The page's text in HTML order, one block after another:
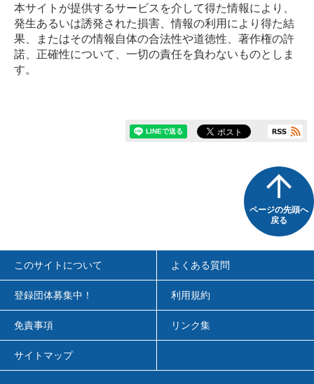
本サイトが提供するサービスを介して得た情報により、
発生あるいは誘発された損害、情報の利用により得た結
果、またはその情報自体の合法性や道徳性、著作権の許
諾、正確性について、一切の責任を負わないものとしま
す。
ページの先頭へ
戻る
このサイトについて よくある質問
登録団体募集中！ 利用規約
免責事項 リンク集
サイトマップ